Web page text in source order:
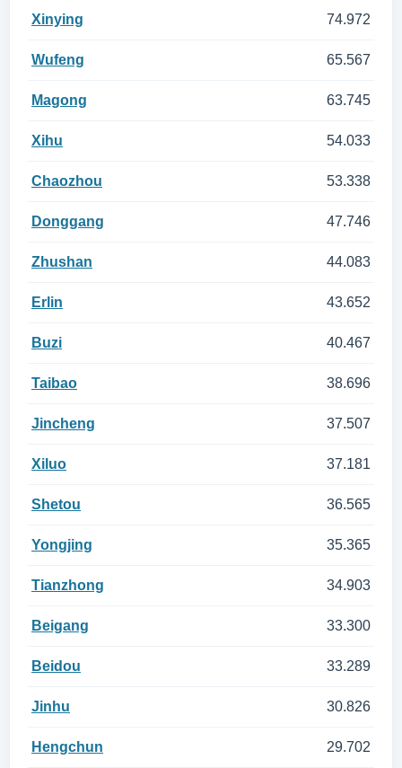
Xinying 74.972
Wufeng 65.567
Magong 63.745
Xihu 54.033
Chaozhou 53.338
Donggang 47.746
Zhushan 44.083
Erlin 43.652
Buzi 40.467
Taibao 38.696
Jincheng 37.507
Xiluo 37.181
Shetou 36.565
Yongjing 35.365
Tianzhong 34.903
Beigang 33.300
Beidou 33.289
Jinhu 30.826
Hengchun 29.702